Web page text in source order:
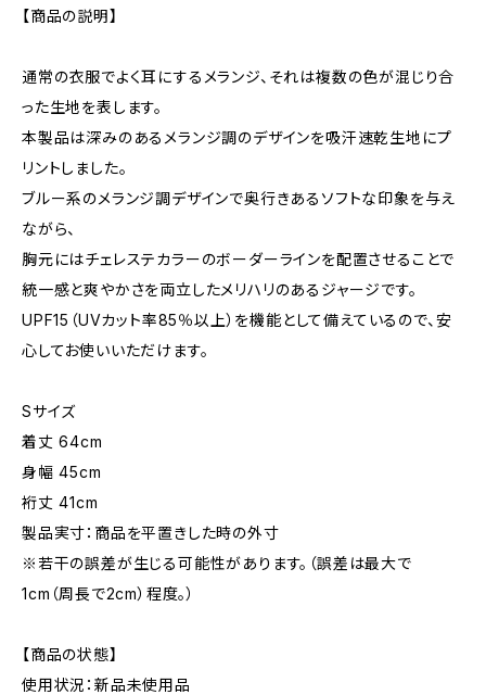
【商品の説明】
通常の衣服でよく耳にするメランジ、それは複数の色が混じり合
った生地を表します。
本製品は深みのあるメランジ調のデザインを吸汗速乾生地にプ
リントしました。
ブルー系のメランジ調デザインで奥行きあるソフトな印象を与え
ながら、
胸元にはチェレステカラーのボーダーラインを配置させることで
統一感と爽やかさを両立したメリハリのあるジャージです。
UPF15（UVカット率85％以上）を機能として備えているので、安
心してお使いいただけます。
Sサイズ
着丈 64cm
身幅 45cm
裄丈 41cm
製品実寸：商品を平置きした時の外寸
※若干の誤差が生じる可能性があります。（誤差は最大で
1cm（周長で2cm）程度。）
【商品の状態】
使用状況：新品未使用品